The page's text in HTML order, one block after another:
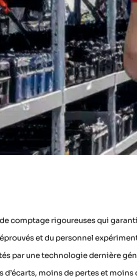
comptage rigoureuses qui
et du personnel
par une technologie dernière
d’écarts, moins de pertes et moins